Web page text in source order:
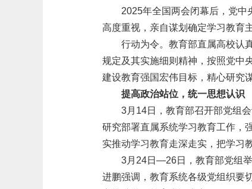
2025年全国两会闭幕后，党
高度重视，亲自谋划确定学习教育
行动为令。教育部直属高校认
规定及其实施细则精神，按照党中
建设教育强国宏伟目标，精心研究
提高政治站位，统一思想认识
3月14日，教育部召开部党组
研究部署直属系统学习教育工作，
实推动学习教育走深走实，把学习
3月24日—26日，教育部党组
进鹏强调，教育系统各级党组织要